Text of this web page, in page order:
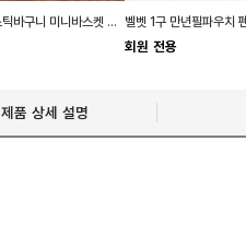
직사각 플라스틱바구니 미니바스켓 손잡이 소품
회원 전용
제품 상세 설명